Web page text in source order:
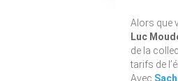
Alors que
Luc
de la
tarifs de
Avec